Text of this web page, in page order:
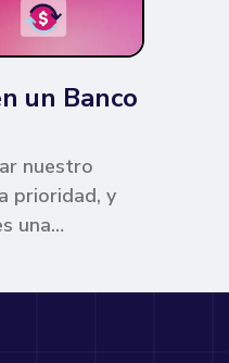
un Banco
nuestro
prioridad, y
una